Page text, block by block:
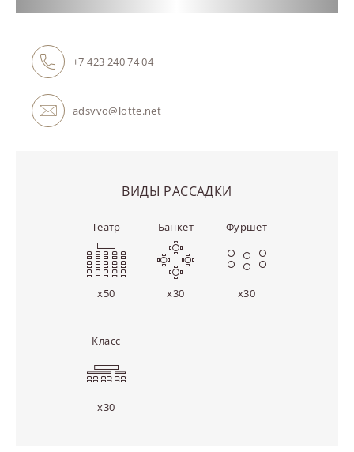
+7 423 240 74 04
adsvvo@lotte.net
ВИДЫ РАССАДКИ
Театр
x50
Банкет
x30
Фуршет
x30
Класс
x30